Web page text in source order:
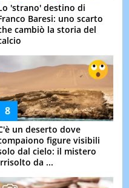
'strano' destino di
Baresi: uno scarto
cambiò la storia del
un deserto dove
figure visibili
dal cielo: il mistero
da ...